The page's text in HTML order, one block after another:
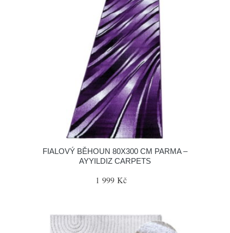
FIALOVÝ BĚHOUN 80X300 CM PARMA –
AYYILDIZ CARPETS
1 999 Kč